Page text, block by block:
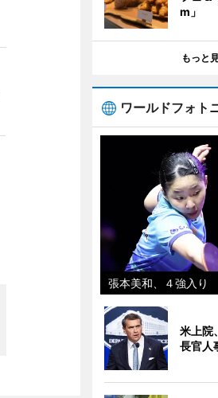
m」
もっと
ワールドフォト
張本美和、４強入り
米上院
長官人